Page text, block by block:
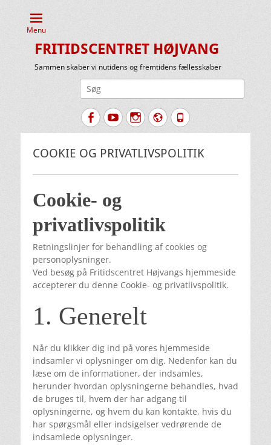
Menu
FRITIDSCENTRET HØJVANG
Sammen skaber vi nutidens og fremtidens fællesskaber
FacebookYouTubeInstagram
Website
Tlf.
COOKIE OG PRIVATLIVSPOLITIK
Cookie- og
privatlivspolitik
Retningslinjer for behandling af cookies og
personoplysninger.
Ved besøg på Fritidscentret Højvangs hjemmeside
accepterer du denne Cookie- og privatlivspolitik.
1. Generelt
Når du klikker dig ind på vores hjemmeside
indsamler vi oplysninger om dig. Nedenfor kan du
læse om de informationer, der indsamles,
herunder hvordan oplysningerne behandles, hvad
de bruges til, hvem der har adgang til
oplysningerne, og hvem du kan kontakte, hvis du
har spørgsmål eller indsigelser vedrørende de
indsamlede oplysninger.